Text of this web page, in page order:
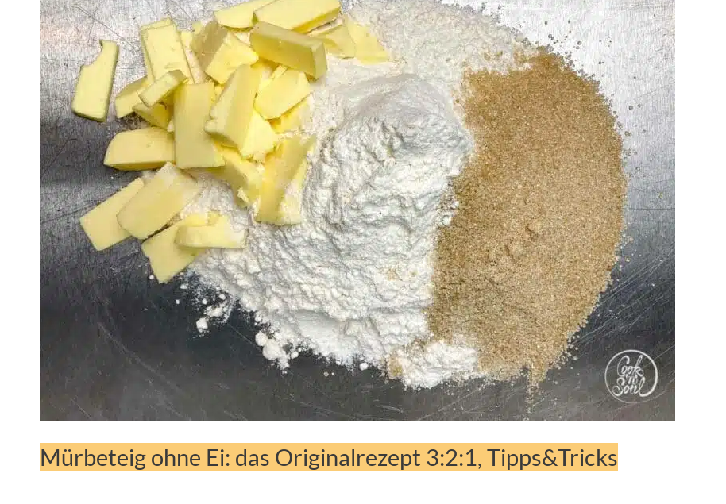
Mürbeteig ohne Ei: das Originalrezept 3:2:1, Tipps&Tricks